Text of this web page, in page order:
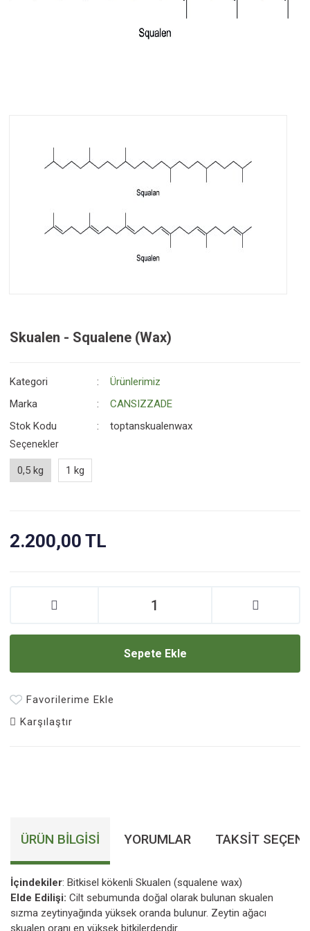
Skualen - Squalene (Wax)
Kategori
Ürünlerimiz
Marka
CANSIZZADE
Stok Kodu
toptanskualenwax
Seçenekler
0,5 kg 1 kg
2.200,00 TL
Sepete Ekle
Favorilerime Ekle
Karşılaştır
ÜRÜN BILGISI YORUMLAR TAKSIT
İçindekiler: Bitkisel kökenli Skualen (squalene wax)
Elde Edilişi: Cilt sebumunda doğal olarak bulunan skualen
sızma zeytinyağında yüksek oranda bulunur. Zeytin ağacı